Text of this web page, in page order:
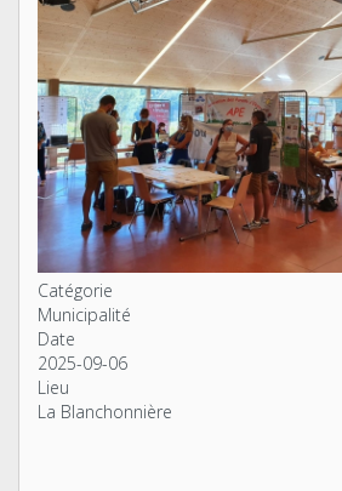
Catégorie
Municipalité
Date
2025-09-06
Lieu
La Blanchonnière